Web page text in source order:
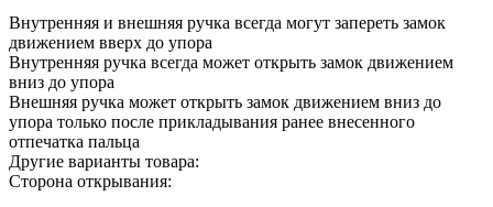
Внутренняя и внешняя ручка всегда могут запереть замок
движением вверх до упора
Внутренняя ручка всегда может открыть замок движением
вниз до упора
Внешняя ручка может открыть замок движением вниз до
упора только после прикладывания ранее внесенного
отпечатка пальца
Другие варианты товара:
Сторона открывания: